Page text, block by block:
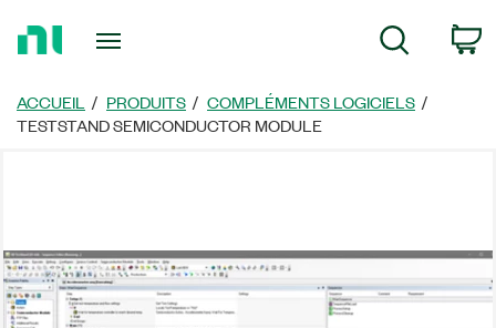
page
d’accueil
ACCUEIL PRODUITS
COMPLÉMENTS LOGICIELS
TESTSTAND SEMICONDUCTOR MODULE